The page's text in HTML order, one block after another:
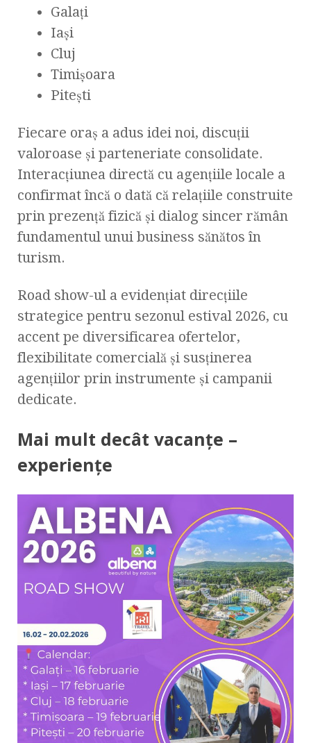
Galați
Iași
Cluj
Timișoara
Pitești
Fiecare oraș a adus idei noi, discuții
valoroase și parteneriate consolidate.
Interacțiunea directă cu agențiile locale a
confirmat încă o dată că relațiile construite
prin prezență fizică și dialog sincer rămân
fundamentul unui business sănătos în
turism.
Road show-ul a evidențiat direcțiile
strategice pentru sezonul estival 2026, cu
accent pe diversificarea ofertelor,
flexibilitate comercială și susținerea
agențiilor prin instrumente și campanii
dedicate.
Mai mult decât vacanțe –
experiențe